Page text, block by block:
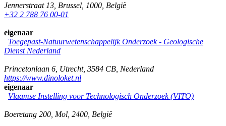
Jennerstraat 13 Brussel 1000 België
+32 2 788 76 00-01
eigenaar
Toegepast-Natuurwetenschappelijk Onderzoek - Geologische
Dienst Nederland
Princetonlaan 6 Utrecht, 3584 CB Nederland
https://www.dinoloket.nl
eigenaar
Vlaamse Instelling voor Technologisch Onderzoek (VITO)
Boeretang 200 Mol 2400 België